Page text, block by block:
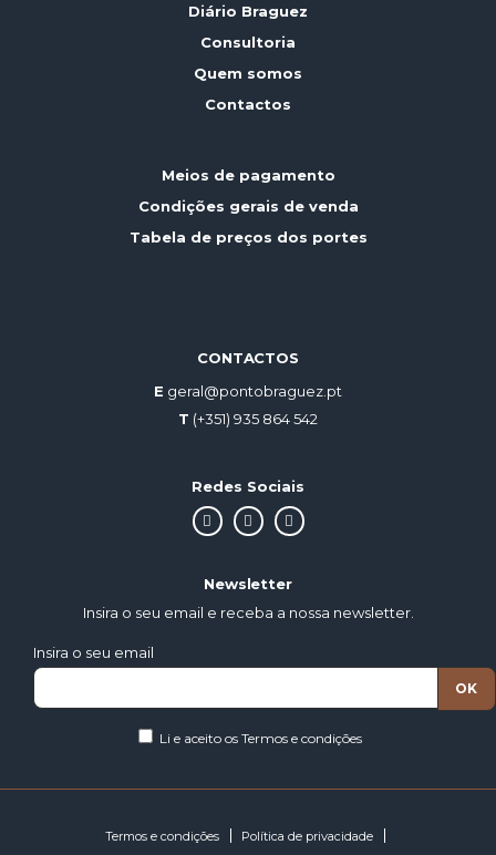
Diário Braguez
Consultoria
Quem somos
Contactos
Meios de pagamento
Condições gerais de venda
Tabela de preços dos portes
CONTACTOS
E geral@pontobraguez.pt
T (+351) 935 864 542
Redes Sociais
Newsletter
Insira o seu email e receba a nossa newsletter.
Insira o seu email
Li e aceito os Termos e condições
Termos e condições Política de privacidade